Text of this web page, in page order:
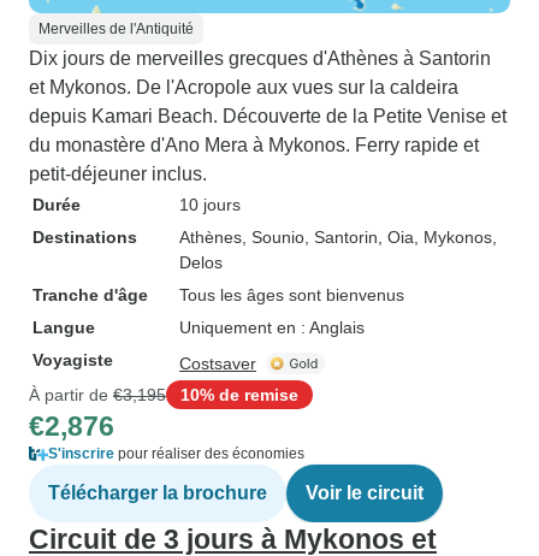
Merveilles de l'Antiquité
Dix jours de merveilles grecques d'Athènes à Santorin
et Mykonos. De l'Acropole aux vues sur la caldeira
depuis Kamari Beach. Découverte de la Petite Venise et
du monastère d'Ano Mera à Mykonos. Ferry rapide et
petit-déjeuner inclus.
Durée
10 jours
Destinations
Athènes , Sounio , Santorin , Oia , Mykonos
Delos
Tranche d'âge
Tous les âges sont bienvenus
Langue
Uniquement en : Anglais
Voyagiste
Costsaver
À partir de €3,195 10% de remise
€2,876
S'inscrire pour réaliser des économies
Télécharger la brochure Voir le circuit
Circuit de 3 jours à Mykonos et